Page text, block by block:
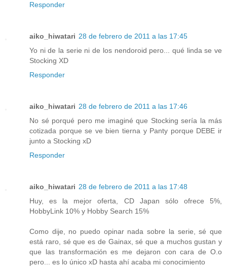
Responder
aiko_hiwatari 28 de febrero de 2011 a las 17:45
Yo ni de la serie ni de los nendoroid pero... qué linda se ve
Stocking XD
Responder
aiko_hiwatari 28 de febrero de 2011 a las 17:46
No sé porqué pero me imaginé que Stocking sería la más
cotizada porque se ve bien tierna y Panty porque DEBE ir
junto a Stocking xD
Responder
aiko_hiwatari 28 de febrero de 2011 a las 17:48
Huy, es la mejor oferta, CD Japan sólo ofrece 5%,
HobbyLink 10% y Hobby Search 15%
Como dije, no puedo opinar nada sobre la serie, sé que
está raro, sé que es de Gainax, sé que a muchos gustan y
que las transformación es me dejaron con cara de O.o
pero... es lo único xD hasta ahí acaba mi conocimiento